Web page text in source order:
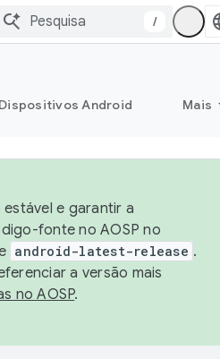
/
Dispositivos Android Mais
e garantir a
fonte no AOSP no
android-latest-release .
a versão mais
no AOSP.